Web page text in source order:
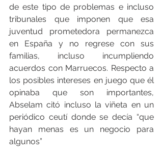
de este tipo de problemas e incluso
tribunales que imponen que esa
juventud prometedora permanezca
en España y no regrese con sus
familias, incluso incumpliendo
acuerdos con Marruecos. Respecto a
los posibles intereses en juego que él
opinaba que son importantes,
Abselam citó incluso la viñeta en un
periódico ceutí donde se decía “que
hayan menas es un negocio para
algunos”